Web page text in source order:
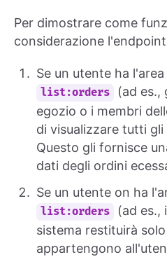
Per dimostrare come
considerazione l'endpoint
Se un utente ha
list:orders
(ad es.,
egozio o i membri
di visualizzare tutti
Questo gli fornisce
dati degli ordini
Se un utente on ha
list:orders
(ad es.,
sistema restituirà
appartengono